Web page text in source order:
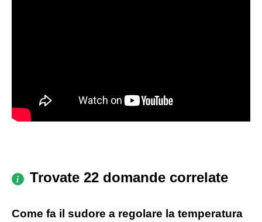
Trovate 22 domande correlate
Come fa il sudore a regolare la temperatura